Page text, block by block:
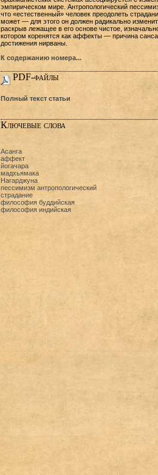
эмпирическом мире. Антропологический
что «естественный» человек преодолеть
может — для этого он должен радикально
раскрыв лежащее в его основе чистое,
котором коренятся как аффекты — причина
достижения нирваны.
К содержанию номера...
PDF-файлы
Полный текст статьи
Ключевые слова
Асанга
аффект
йогачара
мадхьямака
Нагарджуна
пессимизм антропологический
страдание
философия буддийская
философия индийская